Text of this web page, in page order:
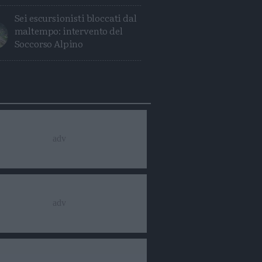
Sei escursionisti bloccati dal
maltempo: intervento del
Soccorso Alpino